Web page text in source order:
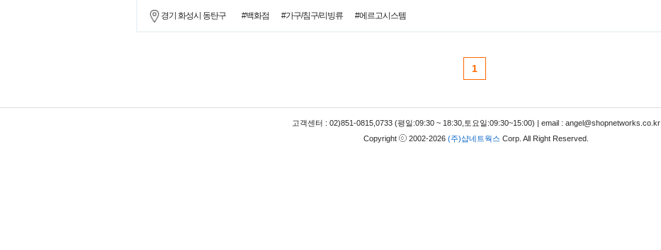
경기 화성시 동탄구 #백화점 #가구/침구/리빙류 #에르고시스템
1
고객센터 : 02)851-0815,0733 (평일:09:30 ~ 18:30,토요일:09:30~15:00) | email : angel@shopnetworks.co.kr
Copyright
2002-2026 (주)샵네트웍스 Corp. All Right Reserved.